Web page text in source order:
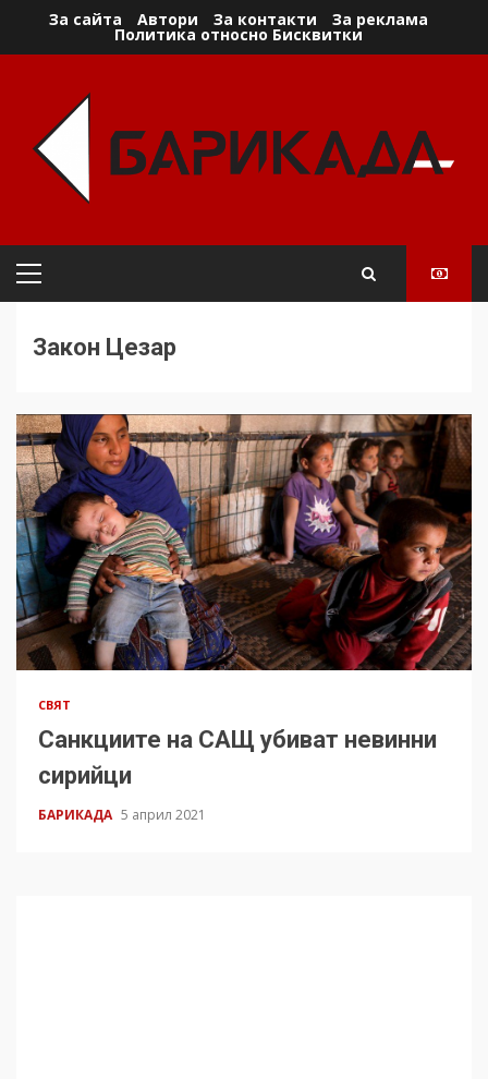
За сайта Автори За контакти За реклама
Политика относно Бисквитки
Primary
Закон Цезар
СВЯТ
Санкциите на САЩ убиват невинни
сирийци
БАРИКАДА 5 април 2021